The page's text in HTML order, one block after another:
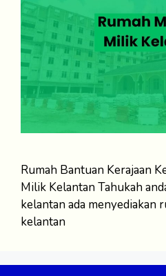
Rumah Bantuan Kerajaan
Milik Kelantan Tahukah
kelantan ada menyediakan
kelantan